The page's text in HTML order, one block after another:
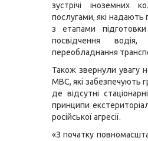
зустрічі іноземних
послугами, які
з етапами
посвідчення
переобладнання
Також звернули увагу
МВС, які забезпечують
де відсутні
принципи
російської агресії.
«З початку